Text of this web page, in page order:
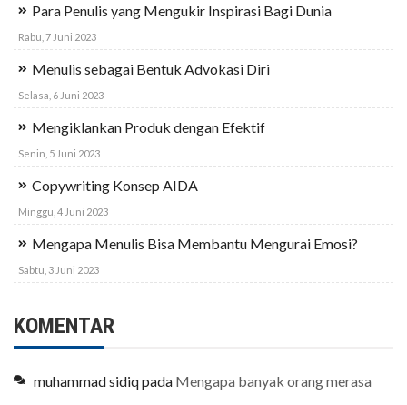
Para Penulis yang Mengukir Inspirasi Bagi Dunia
Rabu, 7 Juni 2023
Menulis sebagai Bentuk Advokasi Diri
Selasa, 6 Juni 2023
Mengiklankan Produk dengan Efektif
Senin, 5 Juni 2023
Copywriting Konsep AIDA
Minggu, 4 Juni 2023
Mengapa Menulis Bisa Membantu Mengurai Emosi?
Sabtu, 3 Juni 2023
KOMENTAR
muhammad sidiqpada Mengapa banyak orang merasa